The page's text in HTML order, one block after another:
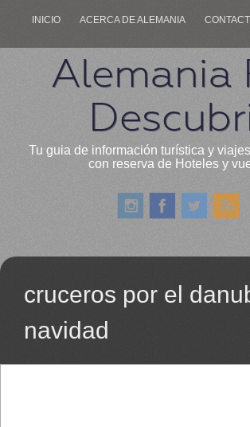
INICIO ACERCA DE ALEMANIA
Alemania
Tu guia de información turística y
con reserva de Hoteles y
cruceros por el
navidad